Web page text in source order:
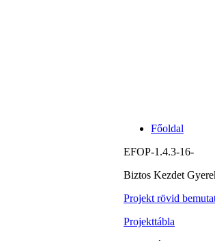
Főoldal
EFOP-1.4.3-16-
Biztos Kezdet
Projekt rövid
Projekttábla